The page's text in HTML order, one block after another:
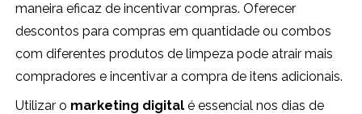
maneira eficaz de incentivar compras. Oferecer
descontos para compras em quantidade ou combos
com diferentes produtos de limpeza pode atrair mais
compradores e incentivar a compra de itens adicionais.
Utilizar o marketing digital é essencial nos dias de